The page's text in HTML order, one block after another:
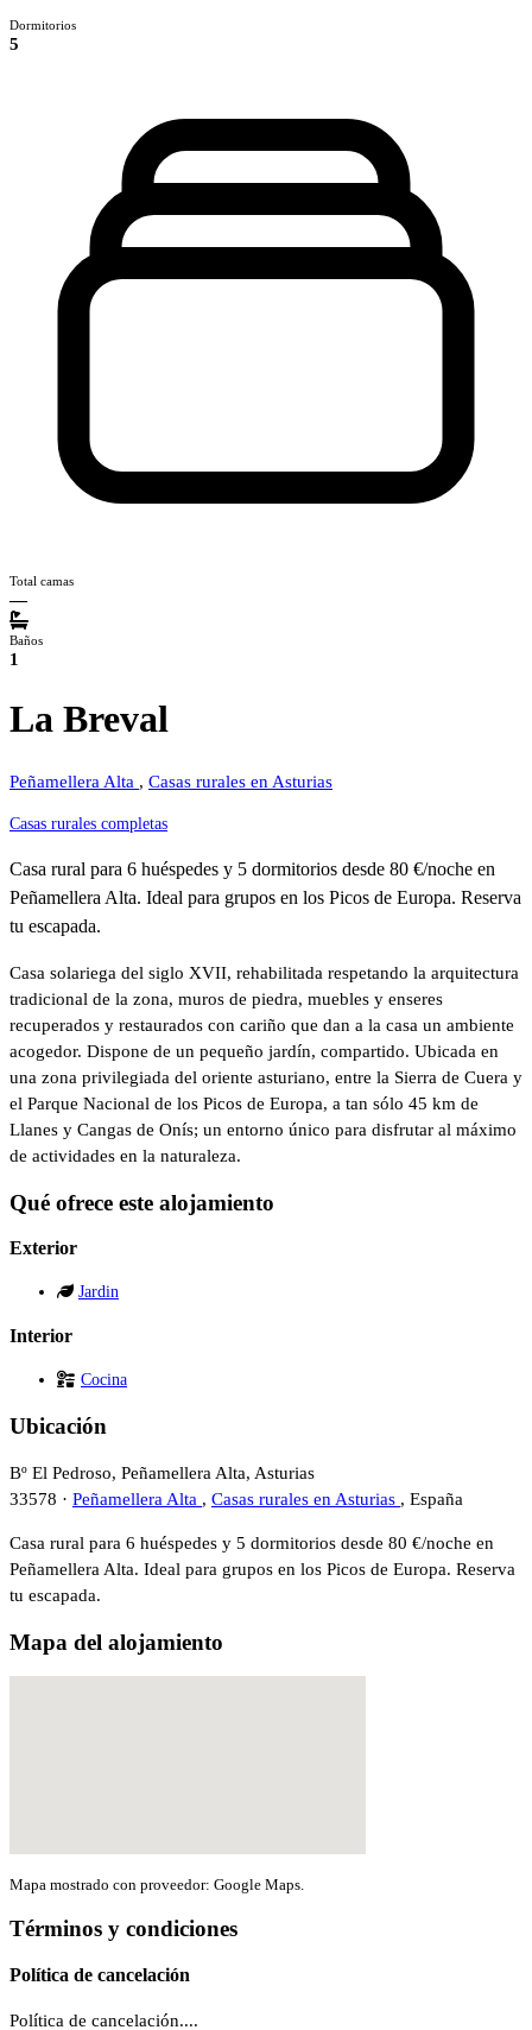
Dormitorios
5
Total camas
—
Baños
1
La Breval
Peñamellera Alta , Casas rurales en Asturias
Casas rurales completas
Casa rural para 6 huéspedes y 5 dormitorios desde 80 €/noche en
Peñamellera Alta. Ideal para grupos en los Picos de Europa. Reserva
tu escapada.
Casa solariega del siglo XVII, rehabilitada respetando la arquitectura
tradicional de la zona, muros de piedra, muebles y enseres
recuperados y restaurados con cariño que dan a la casa un ambiente
acogedor. Dispone de un pequeño jardín, compartido. Ubicada en
una zona privilegiada del oriente asturiano, entre la Sierra de Cuera y
el Parque Nacional de los Picos de Europa, a tan sólo 45 km de
Llanes y Cangas de Onís; un entorno único para disfrutar al máximo
de actividades en la naturaleza.
Qué ofrece este alojamiento
Exterior
Jardin
Interior
Cocina
Ubicación
Bº El Pedroso, Peñamellera Alta, Asturias
33578 · Peñamellera Alta , Casas rurales en Asturias , España
Casa rural para 6 huéspedes y 5 dormitorios desde 80 €/noche en
Peñamellera Alta. Ideal para grupos en los Picos de Europa. Reserva
tu escapada.
Mapa del alojamiento
Mapa mostrado con proveedor: Google Maps.
Términos y condiciones
Política de cancelación
Política de cancelación....